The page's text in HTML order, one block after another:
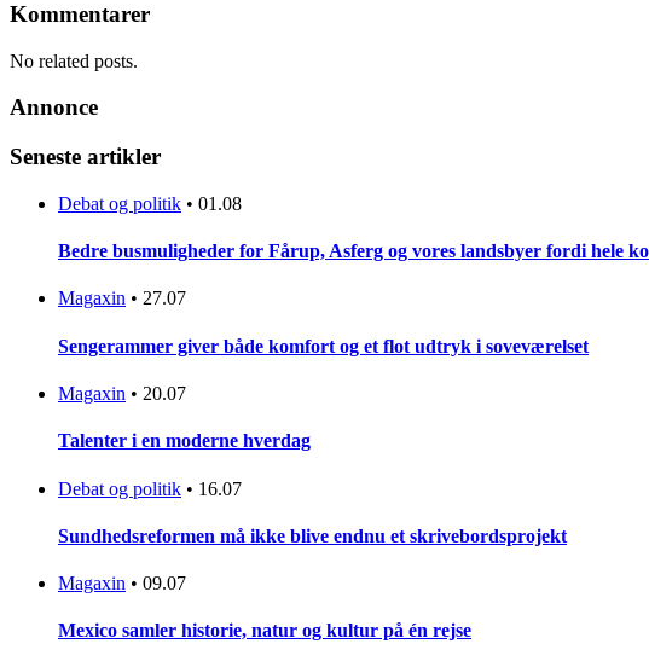
Kommentarer
No related posts.
Annonce
Seneste artikler
Debat og politik • 01.08
Bedre busmuligheder for Fårup, Asferg og vores landsbyer fordi hele
Magaxin • 27.07
Sengerammer giver både komfort og et flot udtryk i soveværelset
Magaxin • 20.07
Talenter i en moderne hverdag
Debat og politik • 16.07
Sundhedsreformen må ikke blive endnu et skrivebordsprojekt
Magaxin • 09.07
Mexico samler historie, natur og kultur på én rejse